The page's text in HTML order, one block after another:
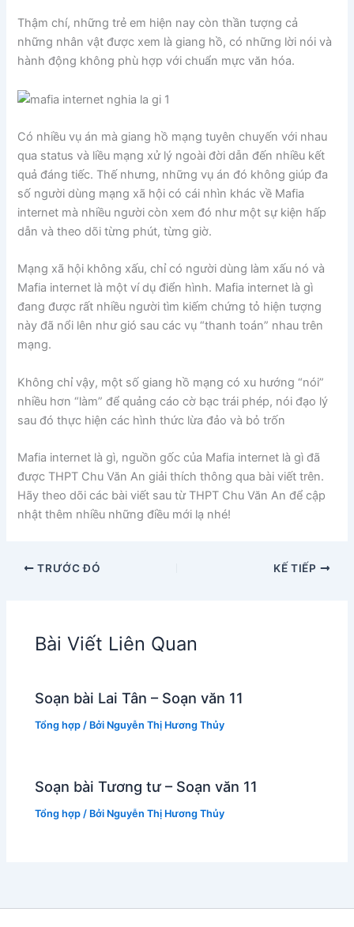
Thậm chí, những trẻ em hiện nay còn thần tượng cả
những nhân vật được xem là giang hồ, có những lời nói và
hành động không phù hợp với chuẩn mực văn hóa.
Có nhiều vụ án mà giang hồ mạng tuyên chuyến với nhau
qua status và liều mạng xử lý ngoài đời dẫn đến nhiều kết
quả đáng tiếc. Thế nhưng, những vụ án đó không giúp đa
số người dùng mạng xã hội có cái nhìn khác về Mafia
internet mà nhiều người còn xem đó như một sự kiện hấp
dẫn và theo dõi từng phút, từng giờ.
Mạng xã hội không xấu, chỉ có người dùng làm xấu nó và
Mafia internet là một ví dụ điển hình. Mafia internet là gì
đang được rất nhiều người tìm kiếm chứng tỏ hiện tượng
này đã nổi lên như gió sau các vụ “thanh toán” nhau trên
mạng.
Không chỉ vậy, một số giang hồ mạng có xu hướng “nói”
nhiều hơn “làm” để quảng cáo cờ bạc trái phép, nói đạo lý
sau đó thực hiện các hình thức lừa đảo và bỏ trốn
Mafia internet là gì, nguồn gốc của Mafia internet là gì đã
được THPT Chu Văn An giải thích thông qua bài viết trên.
Hãy theo dõi các bài viết sau từ THPT Chu Văn An để cập
nhật thêm nhiều những điều mới lạ nhé!
TRƯỚC ĐÓ KẾ TIẾP
Bài Viết Liên Quan
Soạn bài Lai Tân – Soạn văn 11
Tổng hợp / Bởi Nguyễn Thị Hương Thủy
Soạn bài Tương tư – Soạn văn 11
Tổng hợp / Bởi Nguyễn Thị Hương Thủy